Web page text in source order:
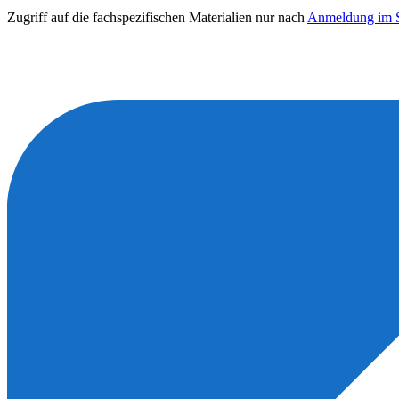
Zugriff auf die fachspezifischen Materialien nur nach Anmeldung im